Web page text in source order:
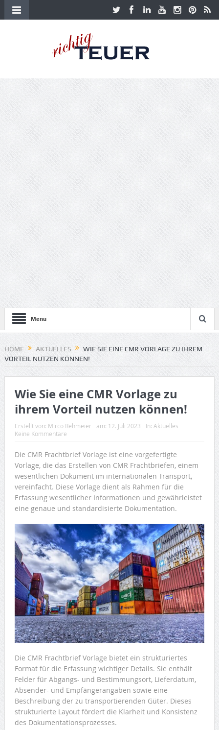
Menu
HOME AKTUELLES
WIE SIE EINE CMR VORLAGE ZU IHREM
VORTEIL NUTZEN KÖNNEN!
Wie Sie eine CMR Vorlage zu
ihrem Vorteil nutzen können!
Erstellt von: Mirco Rehmeier am: 12. Juli 2023 In: Aktuelles
Keine Kommentare
Die CMR Frachtbrief Vorlage ist eine vorgefertigte
Vorlage, die das Erstellen von CMR Frachtbriefen, einem
wesentlichen Dokument im internationalen Transport,
vereinfacht. Diese Vorlage dient als Rahmen für die
Erfassung wesentlicher Informationen und gewährleistet
eine genaue und standardisierte Dokumentation.
Die CMR Frachtbrief Vorlage bietet ein strukturiertes
Format für die Erfassung wichtiger Details. Sie enthält
Felder für Abgangs- und Bestimmungsort, Lieferdatum,
Absender- und Empfängerangaben sowie eine
Beschreibung der zu transportierenden Güter. Dieses
strukturierte Layout fördert die Klarheit und Konsistenz
des Dokumentationsprozesses.